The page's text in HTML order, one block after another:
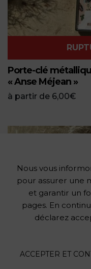
Porte-clé
« Anse Méjean »
à partir de 6,00€
Nous vous
pour assurer une
et garantir un
pages. En
déclarez
ACCEPTER ET